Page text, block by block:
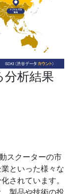
析結果
スクーターの市
といった様々な
されています。
製品や技術の投